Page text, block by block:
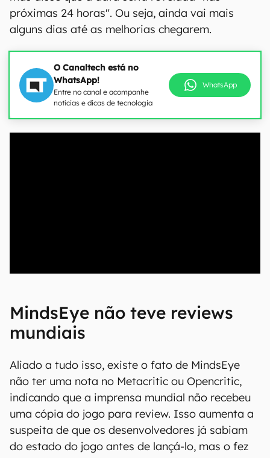
próximas 24 horas". Ou seja, ainda vai mais
alguns dias até as melhorias chegarem.
O Canaltech está no
WhatsApp!
Entre no canal e acompanhe
notícias e dicas de tecnologia
WhatsApp
MindsEye não teve reviews
mundiais
Aliado a tudo isso, existe o fato de MindsEye
não ter uma nota no Metacritic ou Opencritic,
indicando que a imprensa mundial não recebeu
uma cópia do jogo para review. Isso aumenta a
suspeita de que os desenvolvedores já sabiam
do estado do jogo antes de lançá-lo, mas o fez